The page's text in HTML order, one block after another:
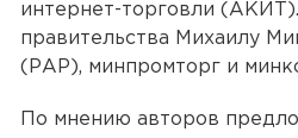
интернет-торговли
правительства Михаилу
(РАР), минпромторг и
По мнению авторов